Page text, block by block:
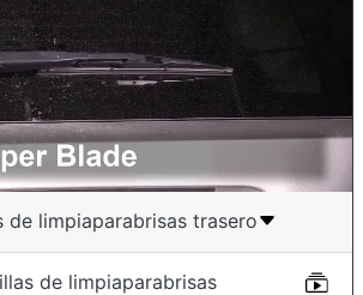
de limpiaparabrisas trasero
de limpiaparabrisas